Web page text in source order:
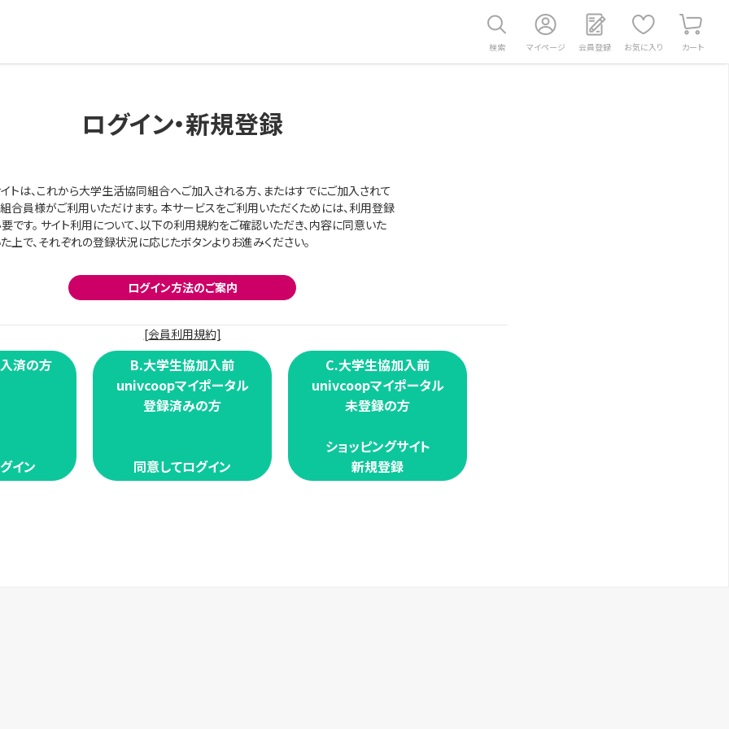
検索 マイページ 会員登録 お気に入り カート
ログイン・新規登録
トは、これから大学生活協同組合へご加入される方、またはすでにご加入されて
合員様がご利用いただけます。 本サービスをご利用いただくためには、利用登録
です。 サイト利用について、以下の利用規約をご確認いただき、内容に同意いた
上で、それぞれの登録状況に応じたボタンよりお進みください。
ログイン方法のご案内
[会員利用規約]
済の方
イン
B.大学生協加入前
univcoopマイポータル
登録済みの方
同意してログイン
C.大学生協加入前
univcoopマイポータル
未登録の方
ショッピングサイト
新規登録